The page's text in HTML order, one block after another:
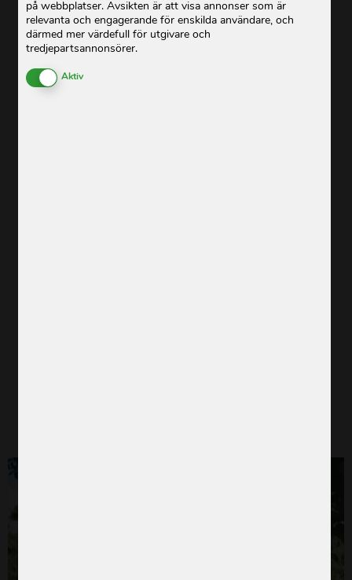
på webbplatser. Avsikten är att visa annonser som är
relevanta och engagerande för enskilda användare, och
därmed mer värdefull för utgivare och
tredjepartsannonsörer.
Enable or Disable Cookies
Aktiv